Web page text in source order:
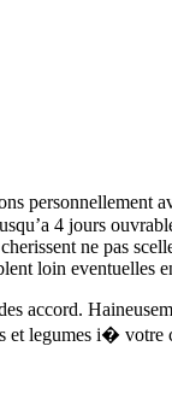
personnellement
4 jours
ne pas
loin eventuelles
accord.
et legumes i� votre